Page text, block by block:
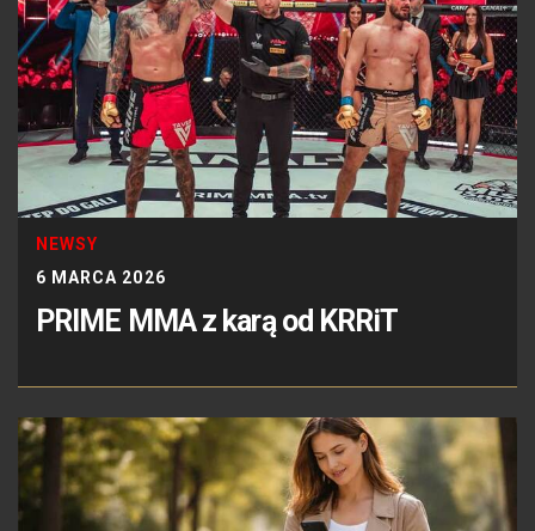
NEWSY
6 MARCA 2026
PRIME MMA z karą od KRRiT